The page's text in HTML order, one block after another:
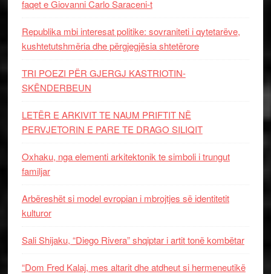
faqet e Giovanni Carlo Saraceni-t
Republika mbi interesat politike: sovraniteti i qytetarëve,
kushtetutshmëria dhe përgjegjësia shtetërore
TRI POEZI PËR GJERGJ KASTRIOTIN-
SKËNDERBEUN
LETËR E ARKIVIT TE NAUM PRIFTIT NË
PERVJETORIN E PARE TE DRAGO SILIQIT
Oxhaku, nga elementi arkitektonik te simboli i trungut
familjar
Arbëreshët si model evropian i mbrojtjes së identitetit
kulturor
Sali Shijaku, “Diego Rivera” shqiptar i artit tonë kombëtar
“Dom Fred Kalaj, mes altarit dhe atdheut si hermeneutikë